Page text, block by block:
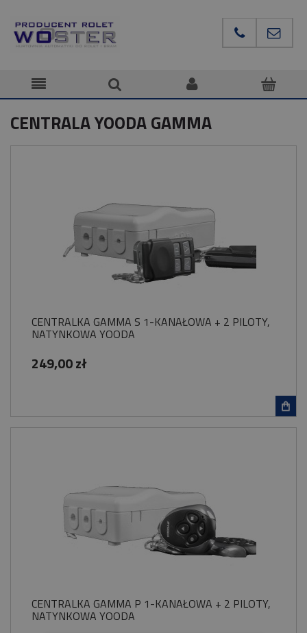
CENTRALA YOODA GAMMA
CENTRALKA GAMMA S 1-KANAŁOWA + 2 PILOTY,
NATYNKOWA YOODA
249,00 zł
CENTRALKA GAMMA P 1-KANAŁOWA + 2 PILOTY,
NATYNKOWA YOODA